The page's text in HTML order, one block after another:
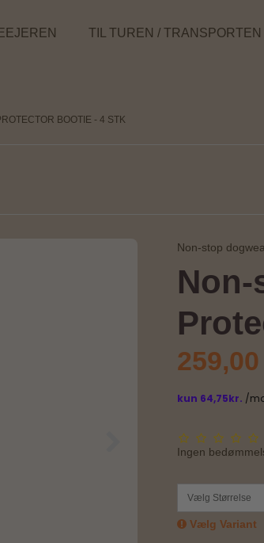
TIL TUREN / TRANSPORTEN
BOOTIE - 4 STK
Non-stop
Ingen
Vælg Størrelse
Vælg Variant